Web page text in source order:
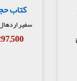
کتاب
سفیر
297,500